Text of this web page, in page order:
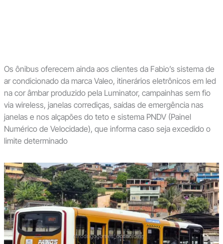
Os ônibus oferecem ainda aos clientes da Fabio’s sistema de
ar condicionado da marca Valeo, itinerários eletrônicos em led
na cor âmbar produzido pela Luminator, campainhas sem fio
via wireless, janelas corrediças, saídas de emergência nas
janelas e nos alçapões do teto e sistema PNDV (Painel
Numérico de Velocidade), que informa caso seja excedido o
limite determinado